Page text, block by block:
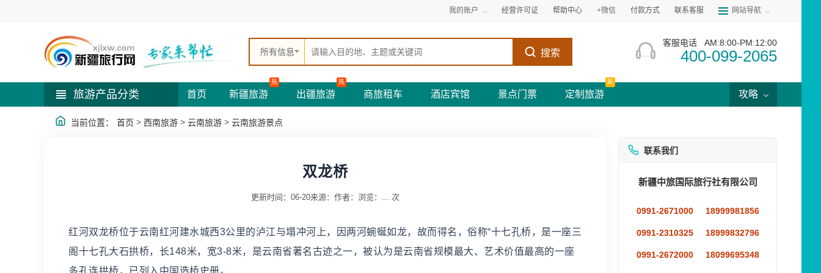
我的账户 经营许可证 帮助中心 +微信 付款方式 联系客服 网站导航
所有信息 搜索
客服电话 AM:8:00-PM:12:00
400-099-2065
旅游产品分类 首页 新疆旅游
热
出疆旅游
热
商旅租车 酒店宾馆 景点门票 定制旅游
新
攻略
当前位置： 首页 > 西南旅游 > 云南旅游 > 云南旅游景点
双龙桥
更新时间：06-20来源： 作者： 浏览： ... 次
红河双龙桥位于云南红河建水城西3公里的泸江与塌冲河上，因两河蜿蜒如龙，故而得名，俗称“十七孔桥，是一座三
阁十七孔大石拱桥，长148米，宽3-8米，是云南省著名古迹之一，被认为是云南省规模最大、艺术价值最高的一座
多孔连拱桥，已列入中国造桥史册。
联系我们
新疆中旅国际旅行社有限公司
0991-2671000 18999981856
0991-2310325 18999832796
0991-2672000 18099695348